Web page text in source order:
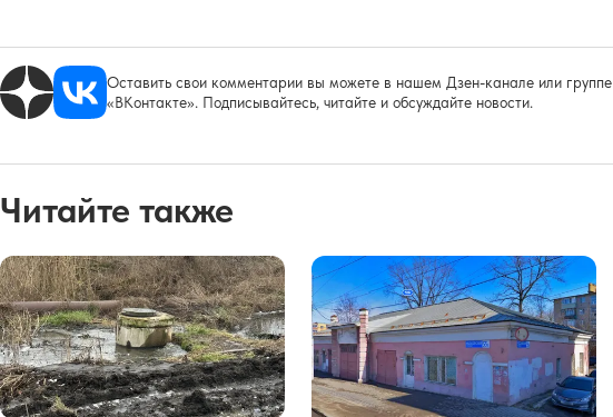
Оставить свои комментарии вы можете в нашем Дзен-канале или группе
«ВКонтакте». Подписывайтесь, читайте и обсуждайте новости.
Читайте также